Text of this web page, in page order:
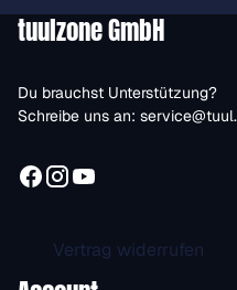
tuulzone GmbH
Du brauchst Unterstützung?
Schreibe uns an:
Vertrag widerrufen